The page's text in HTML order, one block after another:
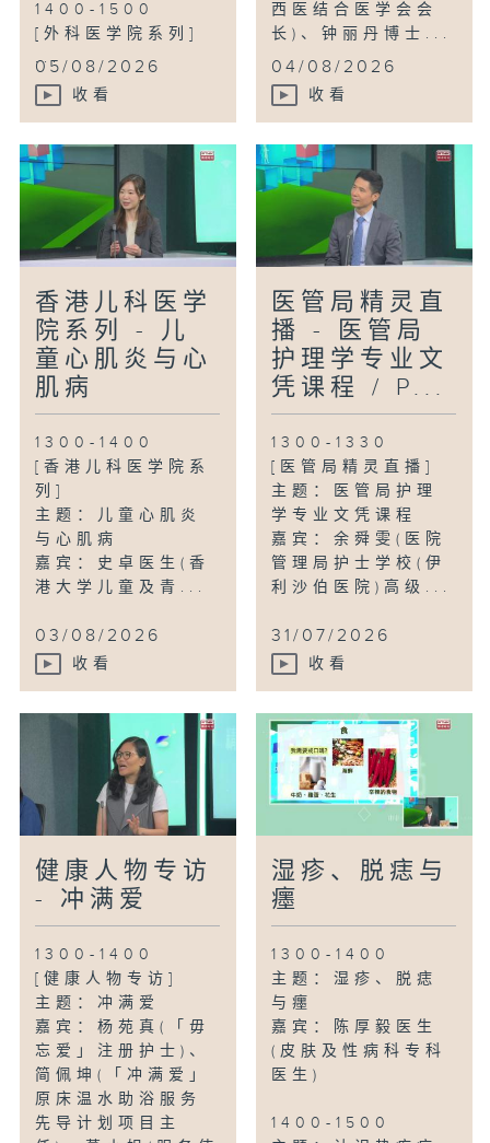
1400-1500
[外科医学院系列]
...
05/08/2026
收看
西医结合医学会会
长)、钟丽丹博士...
04/08/2026
收看
香港儿科医学
院系列 - 儿
童心肌炎与心
肌病
1300-1400
[香港儿科医学院系
列]
主题：儿童心肌炎
与心肌病
嘉宾：史卓医生(香
港大学儿童及青...
03/08/2026
收看
医管局精灵直
播 - 医管局
护理学专业文
凭课程 / P...
1300-1330
[医管局精灵直播]
主题：医管局护理
学专业文凭课程
嘉宾：余舜雯(医院
管理局护士学校(伊
利沙伯医院)高级...
31/07/2026
收看
健康人物专访
- 冲满爱
1300-1400
[健康人物专访]
主题：冲满爱
嘉宾：杨苑真(「毋
忘爱」注册护士)、
简佩坤(「冲满爱」
原床温水助浴服务
先导计划项目主
湿疹、脱痣与
癦
1300-1400
主题：湿疹、脱痣
与癦
嘉宾：陈厚毅医生
(皮肤及性病科专科
医生)
1400-1500